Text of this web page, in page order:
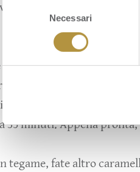
Necessari
zucchero con lo
tatin. Aggiungere la
ananas. Ricoprire il tutto
35 minuti. Appena
tegame, fate altro